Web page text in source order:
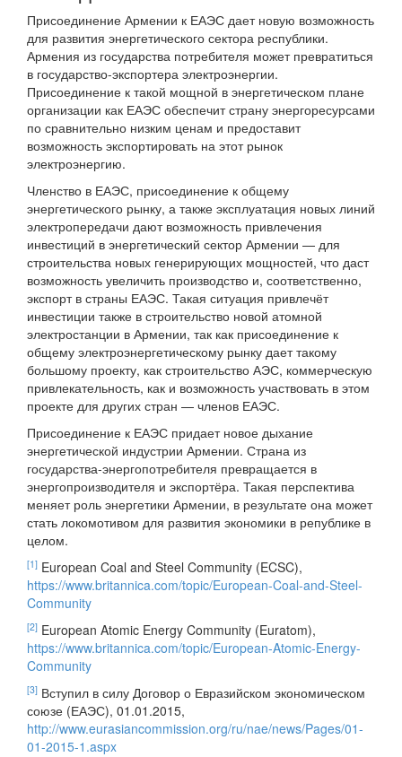
Присоединение Армении к ЕАЭС дает новую возможность
для развития энергетического сектора республики.
Армения из государства потребителя может превратиться
в государство-экспортера электроэнергии.
Присоединение к такой мощной в энергетическом плане
организации как ЕАЭС обеспечит страну энергоресурсами
по сравнительно низким ценам и предоставит
возможность экспортировать на этот рынок
электроэнергию.
Членство в ЕАЭС, присоединение к общему
энергетического рынку, а также эксплуатация новых линий
электропередачи дают возможность привлечения
инвестиций в энергетический сектор Армении — для
строительства новых генерирующих мощностей, что даст
возможность увеличить производство и, соответственно,
экспорт в страны ЕАЭС. Такая ситуация привлечёт
инвестиции также в строительство новой атомной
электростанции в Армении, так как присоединение к
общему электроэнергетическому рынку дает такому
большому проекту, как строительство АЭС, коммерческую
привлекательность, как и возможность участвовать в этом
проекте для других стран — членов ЕАЭС.
Присоединение к ЕАЭС придает новое дыхание
энергетической индустрии Армении. Страна из
государства-энергопотребителя превращается в
энергопроизводителя и экспортёра. Такая перспектива
меняет роль энергетики Армении, в результате она может
стать локомотивом для развития экономики в републике в
целом.
[1] European Coal and Steel Community (ECSC),
https://www.britannica.com/topic/European-Coal-and-Steel-
Community
[2] European Atomic Energy Community (Euratom),
https://www.britannica.com/topic/European-Atomic-Energy-
Community
[3] Вступил в силу Договор о Евразийском экономическом
союзе (ЕАЭС), 01.01.2015,
http://www.eurasiancommission.org/ru/nae/news/Pages/01-
01-2015-1.aspx